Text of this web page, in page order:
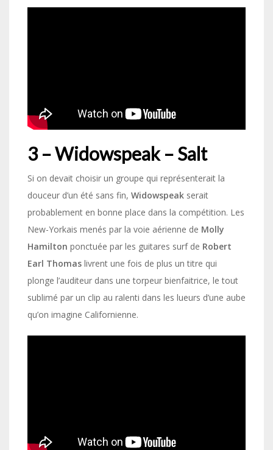
3 – Widowspeak – Salt
Si on devait choisir un groupe qui représenterait la
douceur d’un été sans fin, Widowspeak serait
probablement en bonne place dans la compétition. Les
New-Yorkais menés par la voie aérienne de Molly
Hamilton ponctuée par les guitares surf de Robert
Earl Thomas livrent une fois de plus un titre qui
plonge l’auditeur dans une torpeur bienfaitrice, le tout
sublimé par un clip au ralenti dans les lueurs d’une aube
qu’on imagine Californienne.